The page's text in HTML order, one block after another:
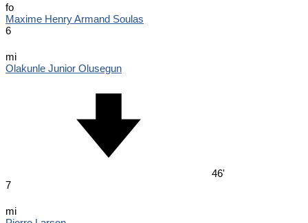
fo
Maxime Henry Armand Soulas
6
mi
Olakunle Junior Olusegun
46'
7
mi